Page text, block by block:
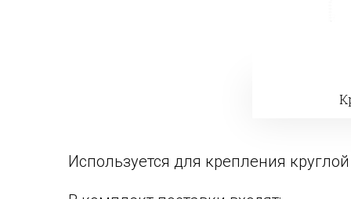
Используется для крепления